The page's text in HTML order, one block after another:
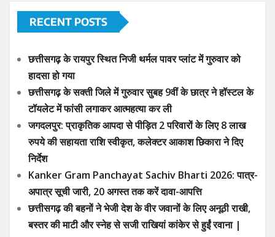
RECENT POSTS
छत्तीसगढ़ के रायपुर स्थित निजी थर्मल पावर प्लांट में गुरुवार को
हादसा हो गया
छत्तीसगढ़ के सक्ती जिले में गुरुवार सुबह 9वीं के छात्र ने हॉस्टल के
टॉयलेट में फांसी लगाकर आत्महत्या कर ली
जगदलपुर: प्राकृतिक आपदा से पीड़ित 2 परिवारों के लिए 8 लाख
रुपये की सहायता राशि स्वीकृत, कलेक्टर आकाश छिकारा ने दिए
निर्देश
Kanker Gram Panchayat Sachiv Bharti 2026: पात्र-
अपात्र सूची जारी, 20 अगस्त तक करें दावा-आपत्ति
छत्तीसगढ़ की बहनों ने भेजी देश के वीर जवानों के लिए अनूठी राखी,
बस्तर की माटी और स्नेह से सजी राखियां कांकेर से हुईं रवाना |